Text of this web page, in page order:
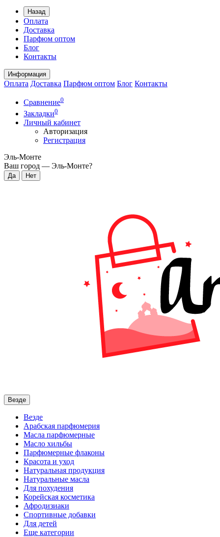
Назад
Оплата
Доставка
Парфюм оптом
Блог
Контакты
Информация
Оплата Доставка Парфюм оптом Блог Контакты
Сравнение0
Закладки0
Личный кабинет
Авторизация
Регистрация
Эль-Монте
Ваш город — Эль-Монте?
Везде
Везде
Арабская парфюмерия
Масла парфюмерные
Масло хильбы
Парфюмерные флаконы
Красота и уход
Натуральная продукция
Натуральные масла
Для похудения
Корейская косметика
Афродизиаки
Спортивные добавки
Для детей
Еще категории